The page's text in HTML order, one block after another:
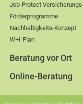
Job-Protect
Förderprogramme
Nachhaltigkeits-Konzept
W+I-Plan
Beratung vor Ort
Online-Beratung